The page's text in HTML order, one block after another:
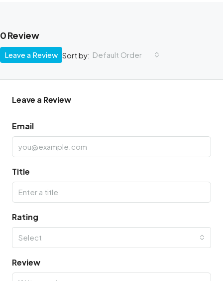
0 Review
Sort by: Default Order
Leave a Review
Leave a Review
Email
Title
Rating
Select
Review